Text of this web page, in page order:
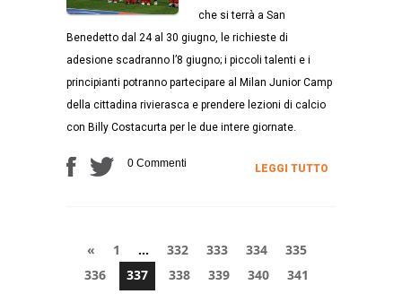
che si terrà a San
Benedetto dal 24 al 30 giugno, le richieste di
adesione scadranno l’8 giugno; i piccoli talenti e i
principianti potranno partecipare al Milan Junior Camp
della cittadina rivierasca e prendere lezioni di calcio
con Billy Costacurta per le due intere giornate.
0 Commenti LEGGI TUTTO
« 1 … 332 333 334
335
336
337 338 339 340
341